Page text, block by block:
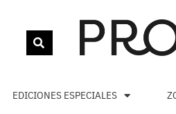
EDICIONES ESPECIALES